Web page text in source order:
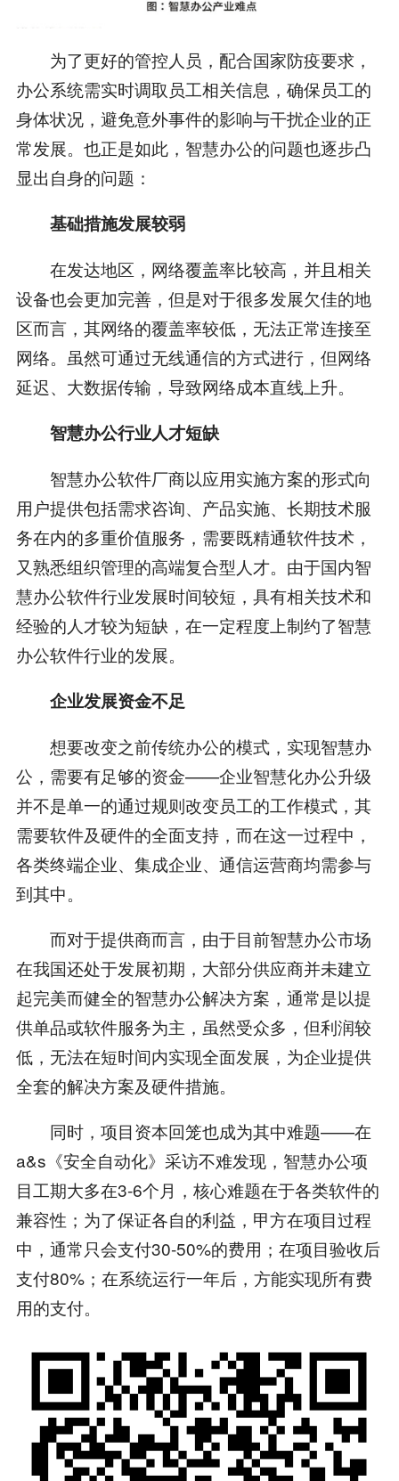
为了更好的管控人员，配合国家防疫要求，
办公系统需实时调取员工相关信息，确保员工的
身体状况，避免意外事件的影响与干扰企业的正
常发展。也正是如此，智慧办公的问题也逐步凸
显出自身的问题：
基础措施发展较弱
在发达地区，网络覆盖率比较高，并且相关
设备也会更加完善，但是对于很多发展欠佳的地
区而言，其网络的覆盖率较低，无法正常连接至
网络。虽然可通过无线通信的方式进行，但网络
延迟、大数据传输，导致网络成本直线上升。
智慧办公行业人才短缺
智慧办公软件厂商以应用实施方案的形式向
用户提供包括需求咨询、产品实施、长期技术服
务在内的多重价值服务，需要既精通软件技术，
又熟悉组织管理的高端复合型人才。由于国内智
慧办公软件行业发展时间较短，具有相关技术和
经验的人才较为短缺，在一定程度上制约了智慧
办公软件行业的发展。
企业发展资金不足
想要改变之前传统办公的模式，实现智慧办
公，需要有足够的资金——企业智慧化办公升级
并不是单一的通过规则改变员工的工作模式，其
需要软件及硬件的全面支持，而在这一过程中，
各类终端企业、集成企业、通信运营商均需参与
到其中。
而对于提供商而言，由于目前智慧办公市场
在我国还处于发展初期，大部分供应商并未建立
起完美而健全的智慧办公解决方案，通常是以提
供单品或软件服务为主，虽然受众多，但利润较
低，无法在短时间内实现全面发展，为企业提供
全套的解决方案及硬件措施。
同时，项目资本回笼也成为其中难题——在
a&s《安全自动化》采访不难发现，智慧办公项
目工期大多在3-6个月，核心难题在于各类软件的
兼容性；为了保证各自的利益，甲方在项目过程
中，通常只会支付30-50%的费用；在项目验收后
支付80%；在系统运行一年后，方能实现所有费
用的支付。